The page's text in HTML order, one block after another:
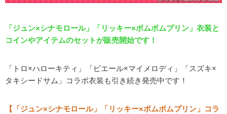
「ジュン×シナモロール」「リッキー×ポムポムプリン」衣装と
コインやアイテムのセットが販売開始です！
「トロ×ハローキティ」「ピエール×マイメロディ」「スズキ×
タキシードサム」コラボ衣装も引き続き発売中です！
【「ジュン×シナモロール」「リッキー×ポムポムプリン」コラ